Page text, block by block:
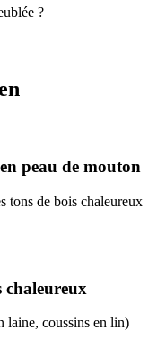
?
peau de mouton
tons de bois chaleureux
chaleureux
laine, coussins en lin)